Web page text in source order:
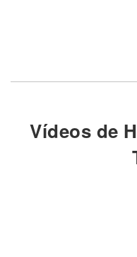
Vídeos de